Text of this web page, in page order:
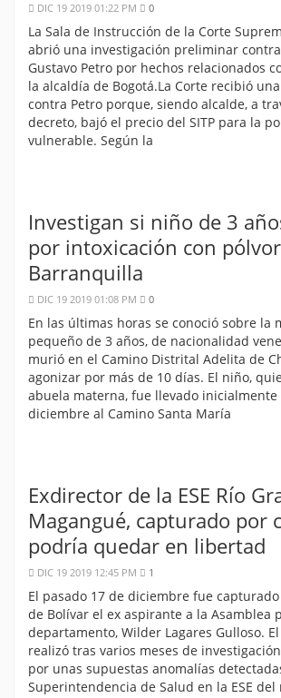
DIC 19 2019 01:22 PM 0
La Sala de Instrucción de la Corte
abrió una investigación preliminar
Gustavo Petro por hechos relacionados
la alcaldía de Bogotá.La Corte recibió
contra Petro porque, siendo alcalde, a
decreto, bajó el precio del SITP para la
vulnerable. Según la
Investigan si niño de 3
por intoxicación con
Barranquilla
DIC 19 2019 01:08 PM 0
En las últimas horas se conoció sobre la
pequeño de 3 años, de nacionalidad
murió en el Camino Distrital Adelita de
agonizar por más de 10 días. El niño,
abuela materna, fue llevado inicialmente
diciembre al Camino Santa María
Exdirector de la ESE Río
Magangué, capturado por
podría quedar en libertad
DIC 19 2019 12:45 PM 1
El pasado 17 de diciembre fue
de Bolívar el ex aspirante a la Asamblea
departamento, Wilder Lagares Gulloso.
realizó tras varios meses de
por unas supuestas anomalías
Superintendencia de Salud en la ESE